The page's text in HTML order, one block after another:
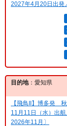
2027年4月20日出
目的地：愛知県
【飛鳥II】博多発
11月11日（水）出
2026年11月〕